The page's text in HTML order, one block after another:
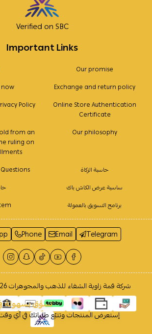
Important Links
Our promise
Exchange and return policy
Policy
Online Store Authentication
Certificate
from an
ruling on
Our philosophy
حاسبة الزكاة
ساسية عرض الكاش باك
برنامج التسويق بالعمولة
Verified on SBC
Phone Email Telegram
شركة قمة زاوية الشفاء للذهب والمجوهرات
تسوَّق بسهولة
إستعرض المنتجات وتتبّع طلباتك في أي